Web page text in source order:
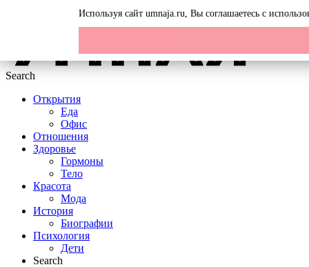
Search
Открытия
Еда
Офис
Отношения
Здоровье
Гормоны
Тело
Красота
Мода
История
Биографии
Психология
Дети
Search
Используя сайт umnaja.ru, Вы соглашаетесь с